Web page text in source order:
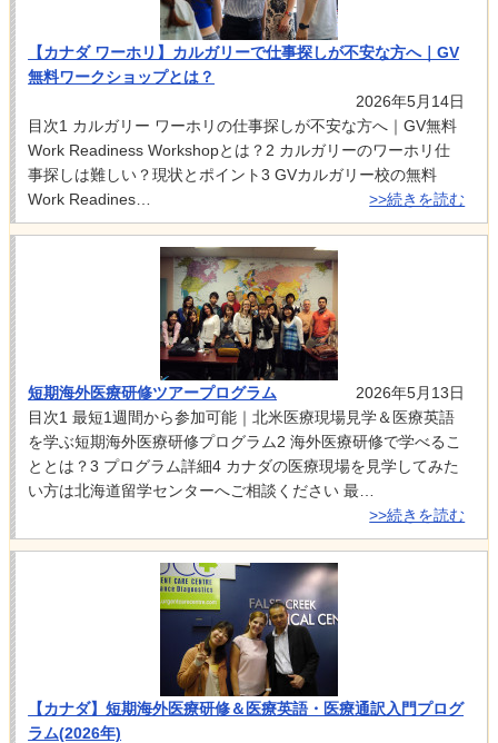
【カナダ ワーホリ】カルガリーで仕事探しが不安な方へ｜GV
無料ワークショップとは？
2026年5月14日
目次1 カルガリー ワーホリの仕事探しが不安な方へ｜GV無料
Work Readiness Workshopとは？2 カルガリーのワーホリ仕
事探しは難しい？現状とポイント3 GVカルガリー校の無料
Work Readines…
>>続きを読む
短期海外医療研修ツアープログラム
2026年5月13日
目次1 最短1週間から参加可能｜北米医療現場見学＆医療英語
を学ぶ短期海外医療研修プログラム2 海外医療研修で学べるこ
ととは？3 プログラム詳細4 カナダの医療現場を見学してみた
い方は北海道留学センターへご相談ください 最…
>>続きを読む
【カナダ】短期海外医療研修＆医療英語・医療通訳入門プログ
ラム(2026年)